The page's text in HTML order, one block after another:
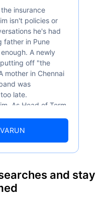
Bio
Agarwal
Term Insurance Expert
of Experience
insurance
he's had
father in Pune
A newly
off "the
was
late.